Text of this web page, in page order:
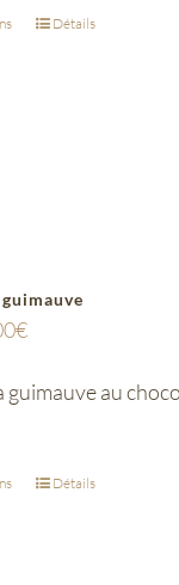
Détails
€
guimauve au
Détails